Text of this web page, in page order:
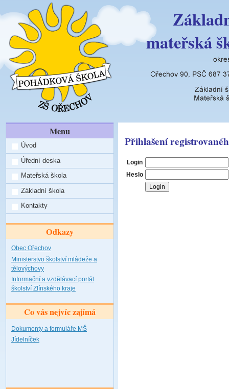
mateřská
Menu
Úvod
Úřední deska
Mateřská škola
Základní škola
Kontakty
Odkazy
Obec Ořechov
Ministerstvo školství mládeže a
tělovýchovy
Informační a vzdělávací portál
školství Zlínského kraje
Co vás nejvíc zajímá
Dokumenty a formuláře MŠ
Jídelníček
Přihlašení
Login
Heslo